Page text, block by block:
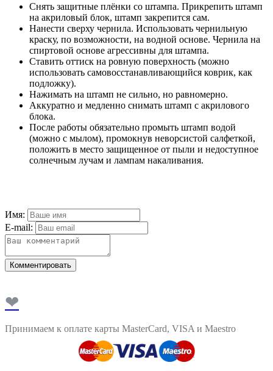
Снять защитные плёнки со штампа. Прикрепить штамп
на акриловый блок, штамп закрепится сам.
Нанести сверху чернила. Использовать чернильную
краску, по возможности, на водной основе. Чернила на
спиртовой основе агрессивны для штампа.
Ставить оттиск на ровную поверхность (можно
использовать самовосстанавливающийся коврик, как
подложку).
Нажимать на штамп не сильно, но равномерно.
Аккуратно и медленно снимать штамп с акрилового
блока.
После работы обязательно промыть штамп водой
(можно с мылом), промокнув неворсистой салфеткой,
положить в место защищенное от пыли и недоступное
солнечным лучам и лампам накаливания.
Имя:
E-mail:
Комментировать
❤
Принимаем к оплате карты MasterCard, VISA и Maestro